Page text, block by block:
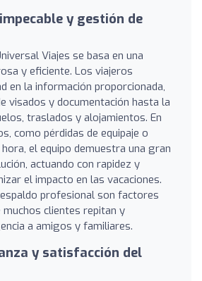
y gestión de
Viajes se basa en una
y eficiente. Los viajeros
en la información proporcionada,
visados y documentación hasta la
traslados y alojamientos. En
como pérdidas de equipaje o
el equipo demuestra una gran
actuando con rapidez y
el impacto en las vacaciones.
profesional son factores
muchos clientes repitan y
a amigos y familiares.
y satisfacción del